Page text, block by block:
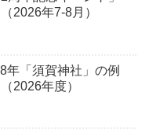
2026年7-8月）
年「須賀神社」の例
2026年度）